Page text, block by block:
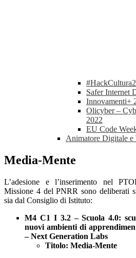
Safer Internet
Innovamenti+
Olicyber –
2022
EU Code
Animatore Digitale e
Media-Mente
L’adesione e l’inserimento nel
Missione 4 del PNRR sono deliberati
sia dal Consiglio di Istituto:
M4 C1 I 3.2 – Scuola 4.0:
nuovi ambienti di
– Next Generation Labs
Titolo: Media-Mente